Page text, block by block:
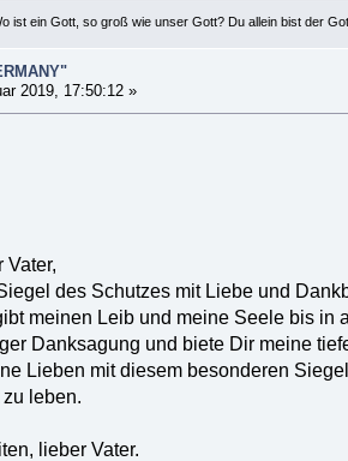
ist ein Gott, so groß wie unser Gott? Du allein bist der
2019, 17:50:12 »
Vater,
des Schutzes mit Liebe und
meinen Leib und meine Seele bis in
Danksagung und biete Dir meine
Lieben mit diesem besonderen
leben.
lieber Vater.